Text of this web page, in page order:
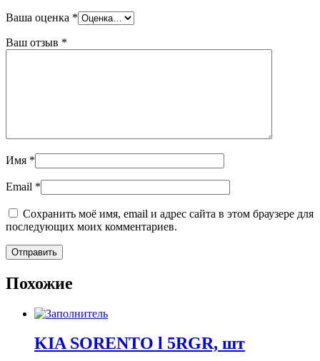
Ваша оценка *
Ваш отзыв *
Имя *
Email *
Сохранить моё имя, email и адрес сайта в этом браузере для
последующих моих комментариев.
Похожие
KIA SORENTO l 5RGR, шт